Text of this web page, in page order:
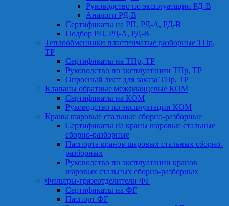
Руководство по эксплуатации РД-В
Аналоги РД-В
Сертификаты на РП, РД-А, РД-В
Подбор РП, РД-А, РД-В
Теплообменники пластинчатые разборные ТПр,
ТР
Сертификаты на ТПр, ТР
Руководство по эксплуатации ТПр, ТР
Опросный лист для заказа ТПр, ТР
Клапаны обратные межфланцевые КОМ
Сертификаты на КОМ
Руководство по эксплуатации КОМ
Краны шаровые стальные сборно-разборные
Сертификаты на краны шаровые стальные
сборно-разборные
Паспорта кранов шаровых стальных сборно-
разборных
Руководство по эксплуатации кранов
шаровых стальных сборно-разборных
Фильтры-грязеотделители ФГ
Сертификаты на ФГ
Паспорт ФГ